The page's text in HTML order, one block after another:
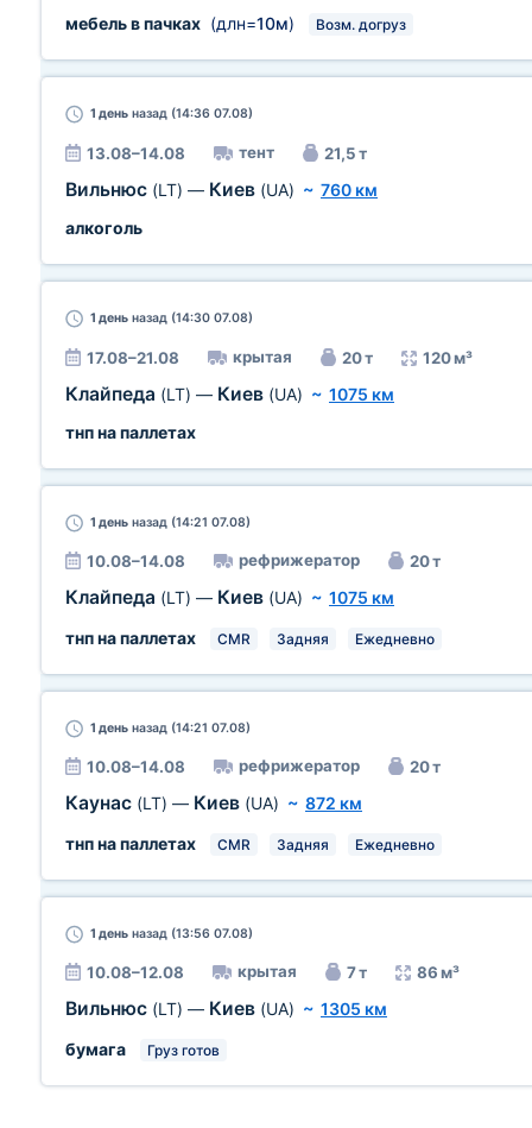
мебель в пачках (длн=10м) Возм. догруз
1 день назад (14:36 07.08)
13.08–14.08 тент 21,5 т
Вильнюс (LT) — Киев (UA) ~ 760 км
алкоголь
1 день назад (14:30 07.08)
17.08–21.08 крытая 20 т 120 м³
Клайпеда (LT) — Киев (UA) ~ 1075 км
тнп на паллетах
1 день назад (14:21 07.08)
10.08–14.08 рефрижератор 20 т
Клайпеда (LT) — Киев (UA) ~ 1075 км
тнп на паллетах
CMR Задняя Ежедневно
1 день назад (14:21 07.08)
10.08–14.08 рефрижератор 20 т
Каунас (LT) — Киев (UA) ~ 872 км
тнп на паллетах
CMR Задняя Ежедневно
1 день назад (13:56 07.08)
10.08–12.08 крытая 7 т 86 м³
Вильнюс (LT) — Киев (UA) ~ 1305 км
бумага
Груз готов